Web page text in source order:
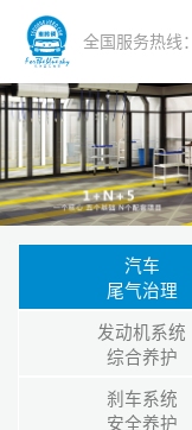
全国服务热线
汽车
尾气治理
发动机系统
综合养护
刹车系统
安全养护